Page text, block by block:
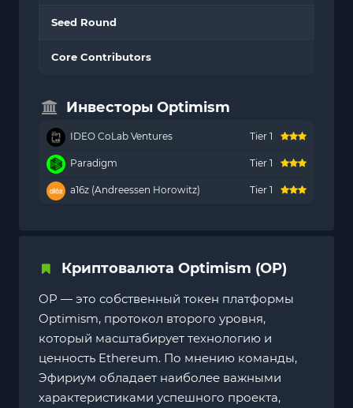
Seed Round
Core Contributors
Инвесторы Optimism
IDEO CoLab Ventures Tier 1
Paradigm Tier 1
a16z (Andreessen Horowitz) Tier 1
Криптовалюта Optimism (OP)
OP — это собственный токен платформы
Optimism, протокол второго уровня,
который масштабирует технологию и
ценность Ethereum. По мнению команды,
Эфириум обладает наиболее важными
характеристиками успешного проекта,